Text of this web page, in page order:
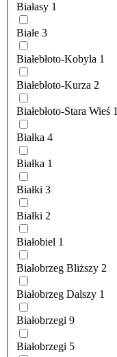
Białasy 1
Białe 3
Białebłoto-Kobyla 1
Białebłoto-Kurza 2
Białebłoto-Stara Wieś 1
Białka 4
Białka 1
Białki 3
Białki 2
Białobiel 1
Białobrzeg Bliższy 2
Białobrzeg Dalszy 1
Białobrzegi 9
Białobrzegi 5